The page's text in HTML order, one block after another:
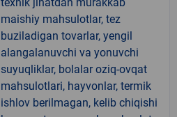
maishiy mahsulotlar, tez
buziladigan tovarlar, yengil
alangalanuvchi va yonuvchi
suyuqliklar, bolalar oziq-ovqat
mahsulotlari, hayvonlar, termik
ishlov berilmagan, kelib chiqishi